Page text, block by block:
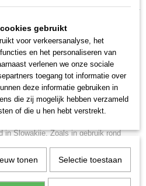
Ketelwagen
van 95 m3 type Zans met
de kopse kant, knikketel.
met reclameopschrift "GATX",
in Slowakije. Zoals in gebruik rond
Y25 gelast/Lsd1 met dubbele
gebruikt
voor verkeersanalyse, het
en het personaliseren van
verlenen we onze sociale
toegang tot informatie over
deze informatie gebruiken in
die zij mogelijk hebben verzameld
of die u hen hebt verstrekt.
tonen Selectie toestaan